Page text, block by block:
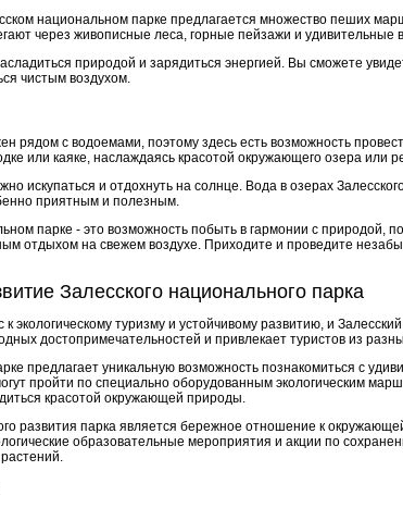
национальном парке предлагается множество пеших
через живописные леса, горные пейзажи и удивительные
природой и зарядиться энергией. Вы сможете
чистым воздухом.
рядом с водоемами, поэтому здесь есть возможность
или каяке, наслаждаясь красотой окружающего озера или
искупаться и отдохнуть на солнце. Вода в озерах
приятным и полезным.
парке - это возможность побыть в гармонии с природой,
отдыхом на свежем воздухе. Приходите и проведите
Залесского национального парка
экологическому туризму и устойчивому развитию, и
достопримечательностей и привлекает туристов из
предлагает уникальную возможность познакомиться с
пройти по специально оборудованным экологическим
красотой окружающей природы.
развития парка является бережное отношение к
образовательные мероприятия и акции по